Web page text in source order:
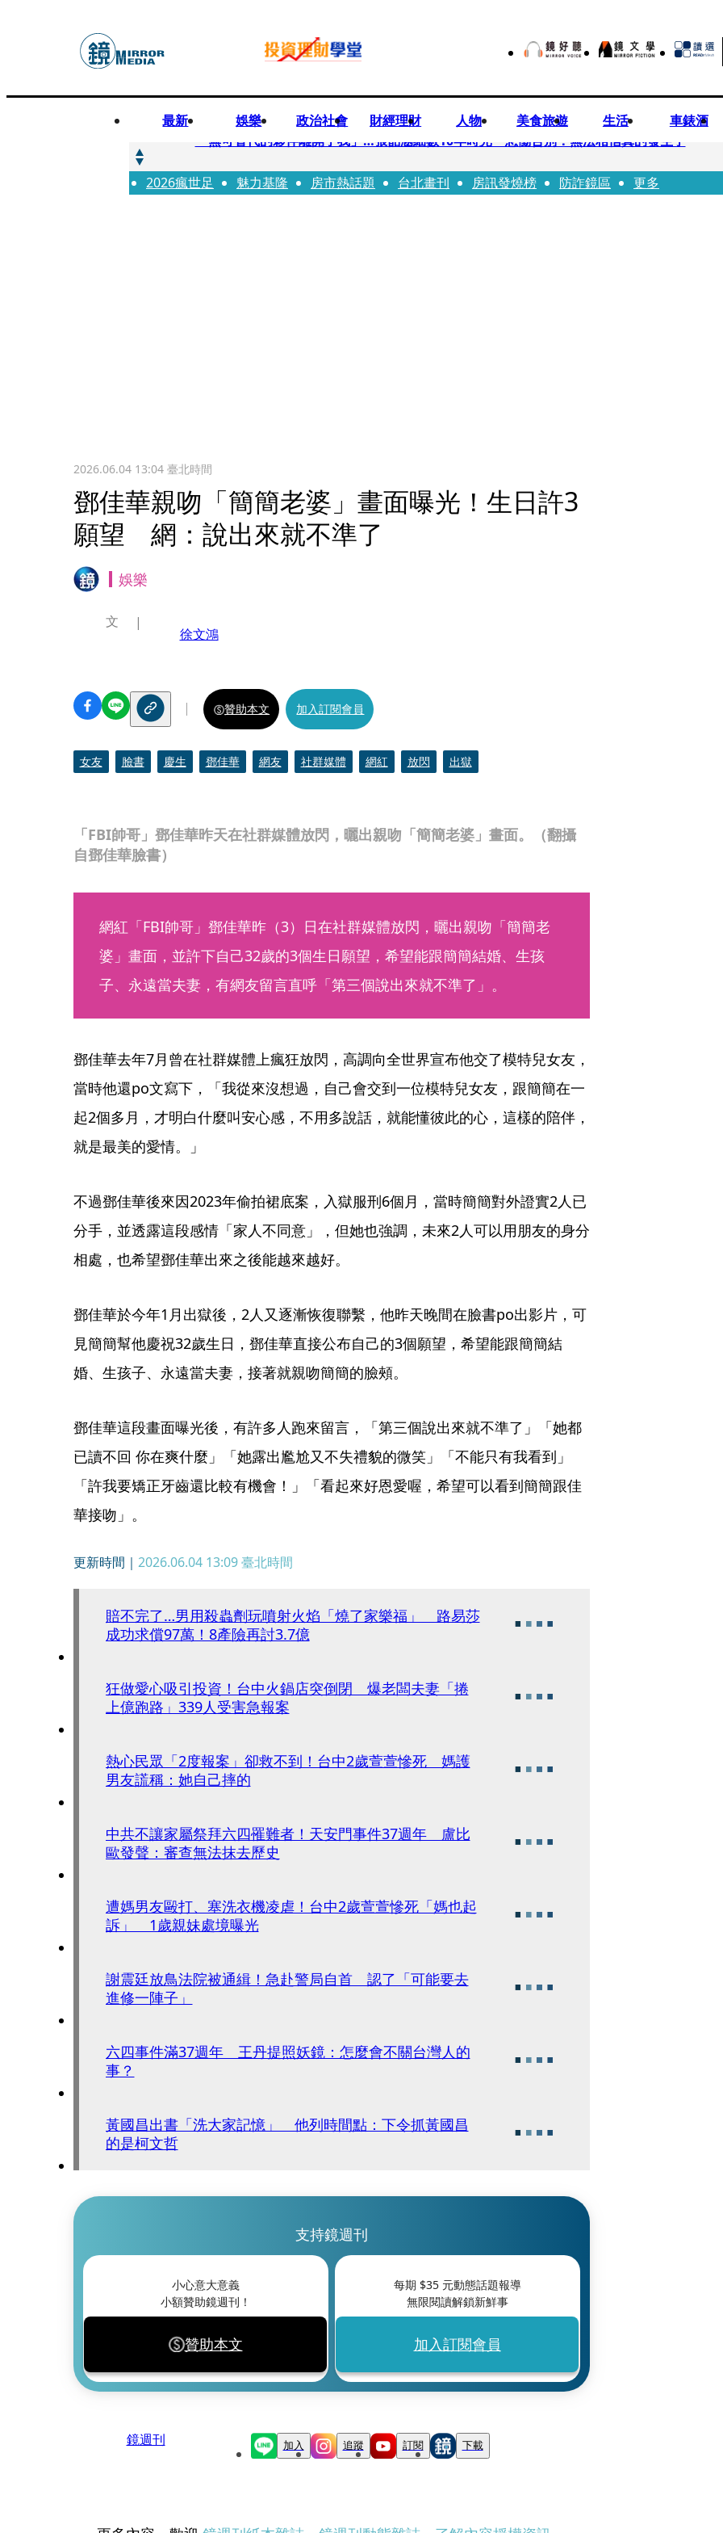
最新 娛樂 政治社會 財經理財 人物 美食旅遊 生活 車錶酒
快訊
「無可替代的夥伴離開了我」…張韶涵細數10年時光 悲慟告別：無法相信真的發生了
快訊
扯「郭台銘也找我」！美女律師詐慈濟10億買BNT 郭董親自具狀打臉
2026瘋世足 魅力基隆 房市熱話題 台北畫刊 房訊發燒榜 防詐鏡區 更多
2026.06.04 13:04臺北時間
鄧佳華親吻「簡簡老婆」畫面曝光！生日許3
願望 網：說出來就不準了
娛樂
「FBI帥哥」鄧佳華昨天在社群媒體放閃，曬出親吻「簡簡老婆」畫面。（翻攝
自鄧佳華臉書）
文
徐文鴻
贊助本文 加入訂閱會員
女友 臉書 慶生 鄧佳華 網友 社群媒體 網紅 放閃 出獄
網紅「FBI帥哥」鄧佳華昨（3）日在社群媒體放閃，曬出親吻「簡簡老
婆」畫面，並許下自己32歲的3個生日願望，希望能跟簡簡結婚、生孩
子、永遠當夫妻，有網友留言直呼「第三個說出來就不準了」。
鄧佳華去年7月曾在社群媒體上瘋狂放閃，高調向全世界宣布他交了模特兒女友，
當時他還po文寫下，「我從來沒想過，自己會交到一位模特兒女友，跟簡簡在一
起2個多月，才明白什麼叫安心感，不用多說話，就能懂彼此的心，這樣的陪伴，
就是最美的愛情。」
不過鄧佳華後來因2023年偷拍裙底案，入獄服刑6個月，當時簡簡對外證實2人已
分手，並透露這段感情「家人不同意」，但她也強調，未來2人可以用朋友的身分
相處，也希望鄧佳華出來之後能越來越好。
鄧佳華於今年1月出獄後，2人又逐漸恢復聯繫，他昨天晚間在臉書po出影片，可
見簡簡幫他慶祝32歲生日，鄧佳華直接公布自己的3個願望，希望能跟簡簡結
婚、生孩子、永遠當夫妻，接著就親吻簡簡的臉頰。
鄧佳華這段畫面曝光後，有許多人跑來留言，「第三個說出來就不準了」「她都
已讀不回 你在爽什麼」「她露出尷尬又不失禮貌的微笑」「不能只有我看到」
「許我要矯正牙齒還比較有機會！」「看起來好恩愛喔，希望可以看到簡簡跟佳
華接吻」。
更新時間｜ 2026.06.04 13:09臺北時間
賠不完了…男用殺蟲劑玩噴射火焰「燒了家樂福」 路易莎
成功求償97萬！8產險再討3.7億
狂做愛心吸引投資！台中火鍋店突倒閉 爆老闆夫妻「捲
上億跑路」339人受害急報案
熱心民眾「2度報案」卻救不到！台中2歲萱萱慘死 媽護
男友謊稱：她自己摔的
中共不讓家屬祭拜六四罹難者！天安門事件37週年 盧比
歐發聲：審查無法抹去歷史
遭媽男友毆打、塞洗衣機凌虐！台中2歲萱萱慘死「媽也起
訴」 1歲親妹處境曝光
謝震廷放鳥法院被通緝！急赴警局自首 認了「可能要去
進修一陣子」
六四事件滿37週年 王丹提照妖鏡：怎麼會不關台灣人的
事？
黃國昌出書「洗大家記憶」 他列時間點：下令抓黃國昌
的是柯文哲
支持鏡週刊
小心意大意義
小額贊助鏡週刊！
贊助本文
每期 $35元動態話題報導
無限閱讀解鎖新鮮事
加入訂閱會員
鏡週刊 加入 追蹤 訂閱 下載